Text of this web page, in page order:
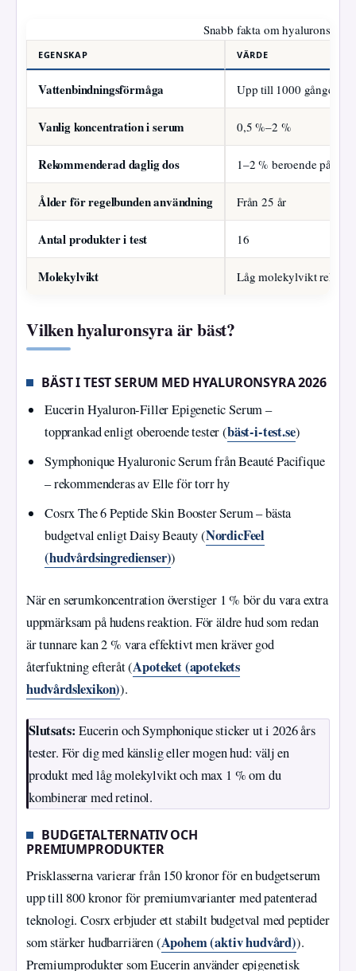
Snabb fakta om hyaluronsyra
EGENSKAP VÄRDE
Vattenbindningsförmåga Upp till 1000 gånger
Vanlig koncentration i serum 0,5 %–2 %
Rekommenderad daglig dos 1–2 % beroende på
Ålder för regelbunden användning Från 25 år
Antal produkter i test 16
Molekylvikt Låg molekylvikt
Vilken hyaluronsyra är bäst?
BÄST I TEST SERUM MED HYALURONSYRA 2026
Eucerin Hyaluron‑Filler Epigenetic Serum –
topprankad enligt oberoende tester (bäst‑i‑test.se)
Symphonique Hyaluronic Serum från Beauté Pacifique
– rekommenderas av Elle för torr hy
Cosrx The 6 Peptide Skin Booster Serum – bästa
budgetval enligt Daisy Beauty (NordicFeel
(hudvårdsingredienser))
När en serumkoncentration överstiger 1 % bör du vara extra
uppmärksam på hudens reaktion. För äldre hud som redan
är tunnare kan 2 % vara effektivt men kräver god
återfuktning efteråt (Apoteket (apotekets
hudvårdslexikon)).
Slutsats: Eucerin och Symphonique sticker ut i 2026 års
tester. För dig med känslig eller mogen hud: välj en
produkt med låg molekylvikt och max 1 % om du
kombinerar med retinol.
BUDGETALTERNATIV OCH
PREMIUMPRODUKTER
Prisklasserna varierar från 150 kronor för en budgetserum
upp till 800 kronor för premiumvarianter med patenterad
teknologi. Cosrx erbjuder ett stabilt budgetval med peptider
som stärker hudbarriären (Apohem (aktiv hudvård)).
Premiumprodukter som Eucerin använder epigenetisk